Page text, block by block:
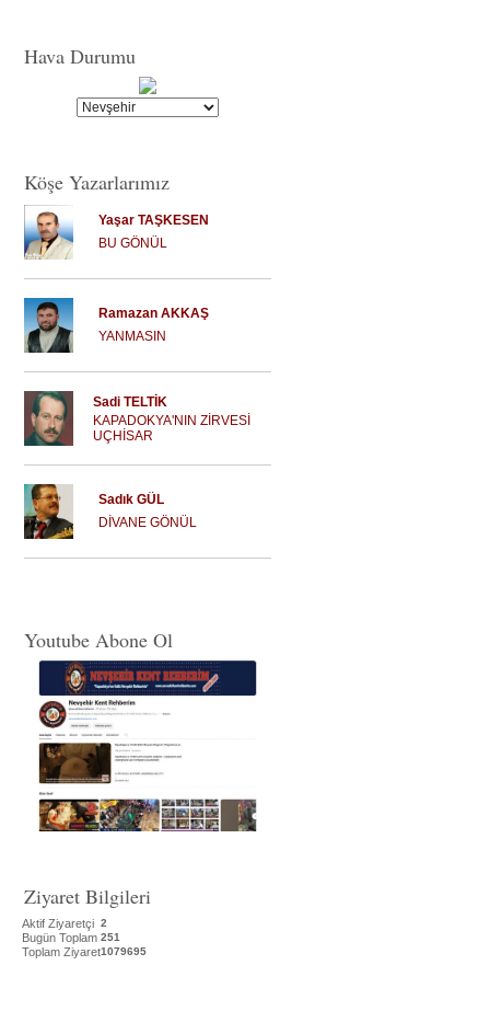
Hava Durumu
Köşe Yazarlarımız
Yaşar TAŞKESEN
BU GÖNÜL
Ramazan AKKAŞ
YANMASIN
Sadi TELTİK
KAPADOKYA'NIN ZİRVESİ
UÇHİSAR
Sadık GÜL
DİVANE GÖNÜL
Youtube Abone Ol
Ziyaret Bilgileri
Aktif Ziyaretçi 2
Bugün Toplam 251
Toplam Ziyaret1079695